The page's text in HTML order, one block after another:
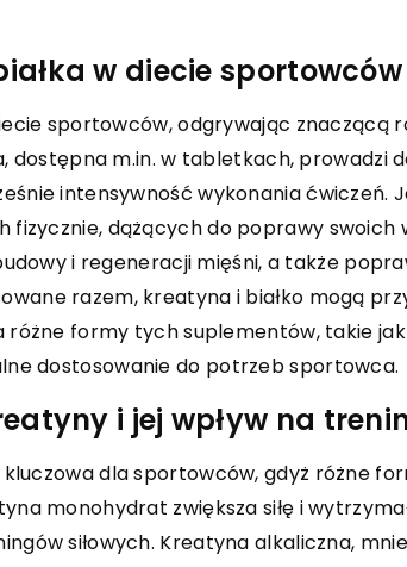
w diecie sportowców
sportowców, odgrywając znaczącą
m.in. w tabletkach, prowadzi
intensywność wykonania ćwiczeń.
dążących do poprawy swoich
i regeneracji mięśni, a także
razem, kreatyna i białko mogą
formy tych suplementów, takie jak
dostosowanie do potrzeb sportowca.
i jej wpływ na
dla sportowców, gdyż różne
monohydrat zwiększa siłę i
siłowych. Kreatyna alkaliczna,
Dowiedz się, jak
pasję, jakie korzyści
podstawowe techniki
Poznaj
uwzględnić
warsztatu.
zapewnią